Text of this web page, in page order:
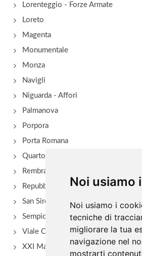
Noi usiamo
Noi usiamo i
tecniche di
migliorare la tua
navigazione nel
mostrarti
Lorenteggio - Forze Armate
Loreto
Magenta
Monumentale
Monza
Navigli
Niguarda - Affori
Palmanova
Porpora
Porta Romana
Quarto Oggiaro
Rembrant
Repubblica
San Siro - Via Novara
Sempione
Viale Certosa
XXI Marzo